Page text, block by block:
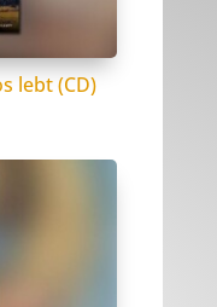
lebt (CD)